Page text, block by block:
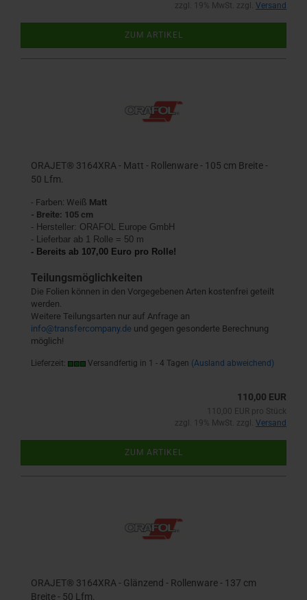
zzgl. 19% MwSt. zzgl. Versand
ZUM ARTIKEL
ORAJET® 3164XRA - Matt - Rollenware - 105 cm Breite -
50 Lfm.
- Farben: Weiß Matt
- Breite: 105 cm
- Hersteller: ORAFOL Europe GmbH
- Lieferbar ab 1 Rolle = 50 m
- Bereits ab 107,00 Euro pro Rolle!
Teilungsmöglichkeiten
Die Folien können in den Vorgegebenen Arten kostenfrei geteilt
werden.
Weitere Teilungsarten nur auf Anfrage an
info@transfercompany.de und gegen gesonderte Berechnung
möglich!
Lieferzeit: Versandfertig in 1 - 4 Tagen (Ausland abweichend)
110,00 EUR
110,00 EUR pro Stück
zzgl. 19% MwSt. zzgl. Versand
ZUM ARTIKEL
ORAJET® 3164XRA - Glänzend - Rollenware - 137 cm
Breite - 50 Lfm.